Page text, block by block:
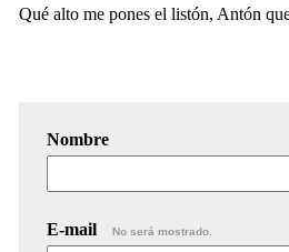
Qué alto me pones el listón, Antón
Nombre
E-mail No será mostrado.